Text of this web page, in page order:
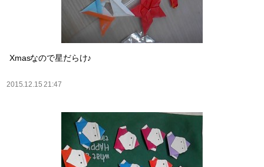
Xmasなので星だらけ♪
2015.12.15 21:47